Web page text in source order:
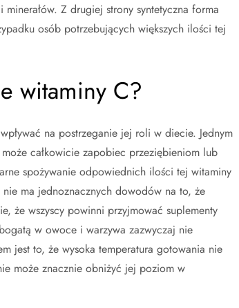
Z drugiej strony syntetyczna forma
osób potrzebujących większych ilości tej
witaminy C?
na postrzeganie jej roli w diecie. Jednym
całkowicie zapobiec przeziębieniom lub
spożywanie odpowiednich ilości tej witaminy
ma jednoznacznych dowodów na to, że
że wszyscy powinni przyjmować suplementy
w owoce i warzywa zazwyczaj nie
jest to, że wysoka temperatura gotowania nie
może znacznie obniżyć jej poziom w